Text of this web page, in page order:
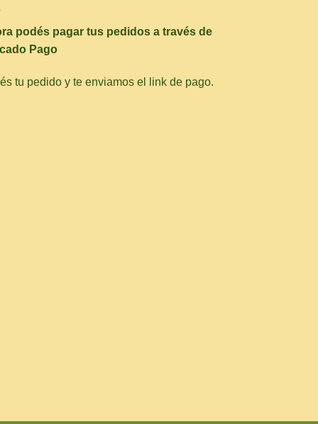
podés pagar tus pedidos a través de
Pago
tu pedido y te enviamos el link de pago.